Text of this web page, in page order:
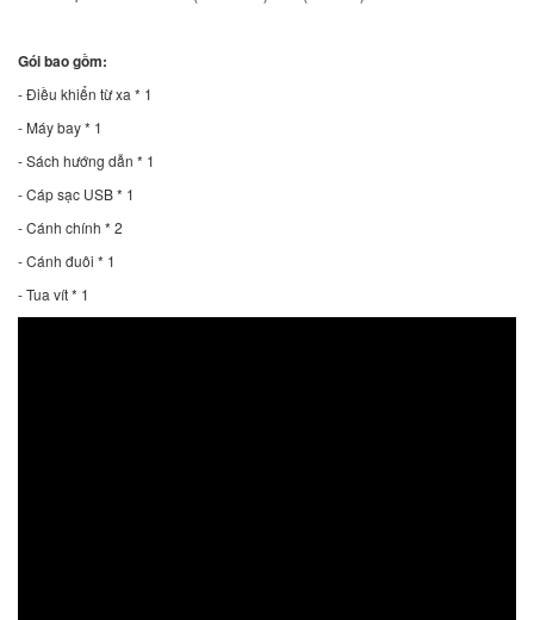
Gói bao gồm:
- Điều khiển từ xa * 1
- Máy bay * 1
- Sách hướng dẫn * 1
- Cáp sạc USB * 1
- Cánh chính * 2
- Cánh đuôi * 1
- Tua vít * 1